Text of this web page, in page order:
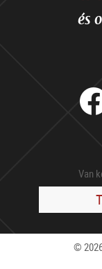
és
Van
©